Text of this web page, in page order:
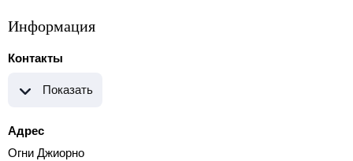
Информация
Контакты
Показать
Адрес
Огни Джиорно